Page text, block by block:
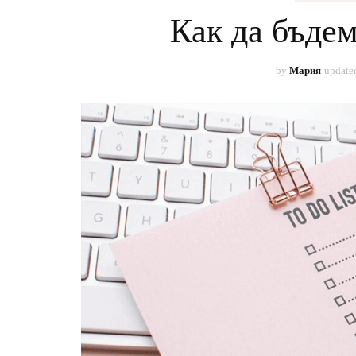
Как да
by Мария